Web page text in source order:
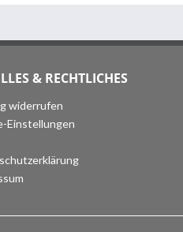
& RECHTLICHES
widerrufen
Einstellungen